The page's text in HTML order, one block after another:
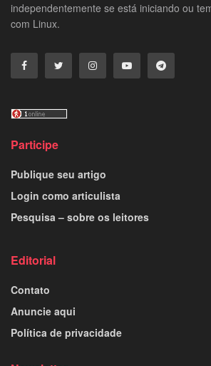
independentemente se está iniciando ou
com Linux.
Participe
Publique seu artigo
Login como articulista
Pesquisa – sobre os leitores
Editorial
Contato
Anuncie aqui
Política de privacidade